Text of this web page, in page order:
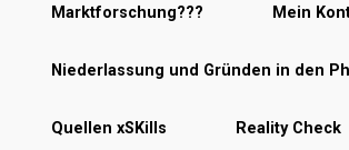
Marktforschung??? Mein
Niederlassung und Gründen in den
Quellen xSKills Reality Check